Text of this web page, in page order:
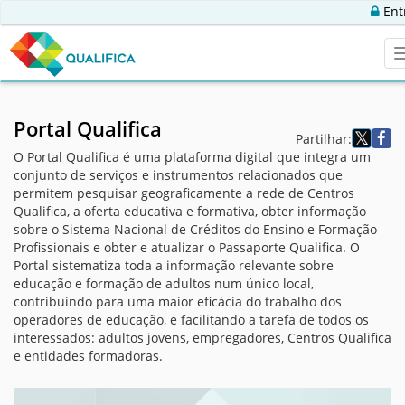
Portal Qualifica
Partilhar:
O Portal Qualifica é uma plataforma digital que integra um
conjunto de serviços e instrumentos relacionados que
permitem pesquisar geograficamente a rede de Centros
Qualifica, a oferta educativa e formativa, obter informação
sobre o Sistema Nacional de Créditos do Ensino e Formação
Profissionais e obter e atualizar o Passaporte Qualifica. O
Portal sistematiza toda a informação relevante sobre
educação e formação de adultos num único local,
contribuindo para uma maior eficácia do trabalho dos
operadores de educação, e facilitando a tarefa de todos os
interessados: adultos jovens, empregadores, Centros Qualifica
e entidades formadoras.